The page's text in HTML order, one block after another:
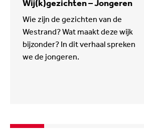
Wij(k)gezichten – Jongeren
Wie zijn de gezichten van de
Westrand? Wat maakt deze wijk
bijzonder? In dit verhaal spreken
we de jongeren.